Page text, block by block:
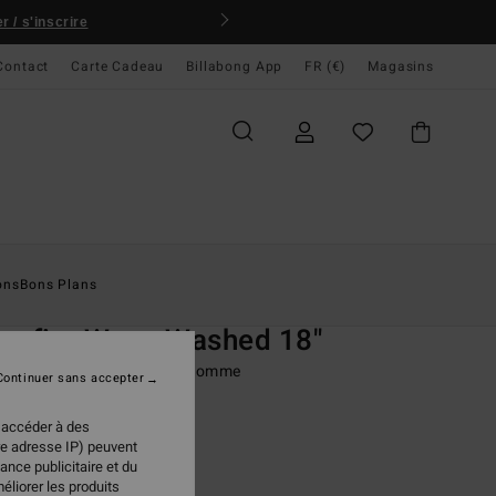
/ s'inscrire
Carte Cadeau Billabong App FR (€) Magasins
Bons Plans
Wave Washed 18"
submersible hybride Noir homme
€
à des
adresse IP) peuvent
publicitaire et du
les produits
sans accepter